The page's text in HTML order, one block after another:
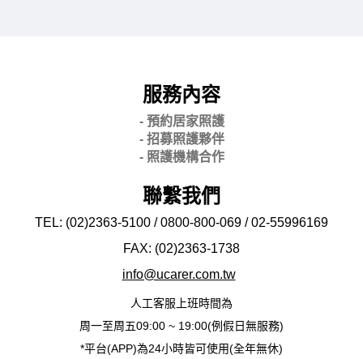
服務內容
- 預約居家照護
- 招募照護夥伴
- 照護機構合作
聯繫我們
TEL: (02)2363-5100 / 0800-800-069 / 02-55996169
FAX: (02)2363-1738
info@ucarer.com.tw
人工客服上班時間為
周一至周五09:00 ~ 19:00(例假日無服務)
*平台(APP)為24小時皆可使用(全年無休)